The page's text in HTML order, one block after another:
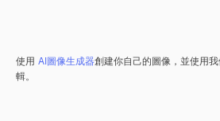
使用 AI圖像生成器創建你自己的圖像，並使用我
輯。